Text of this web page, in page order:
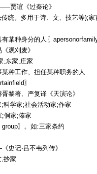
贾谊《过秦论》
统。多用于诗、文、技艺等);
某种身分的人〖
观刈麦》
;东家;庄家
种工作、担任某种职务的人
〗
黎著、严复译《天演论》
科学家;社会活动家;作家
;侗家;傣家
〗。如:三家条约
史记·吕不韦列传》
抄家